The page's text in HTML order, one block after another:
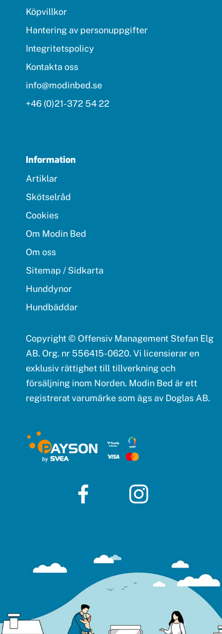
Köpvillkor
Hantering av personuppgifter
Integritetspolicy
Kontakta oss
info@modinbed.se
+46 (0)21-372 54 22
Information
Artiklar
Skötselråd
Cookies
Om Modin Bed
Om oss
Sitemap / Sidkarta
Hunddynor
Hundbäddar
Copyright © Offensiv Management Stefan Elg
AB. Org. nr 556415-0620. Vi licensierar en
exklusiv rättighet till tillverkning och
försäljning inom Norden. Modin Bed är ett
registrerat varumärke som ägs av Doglas AB.